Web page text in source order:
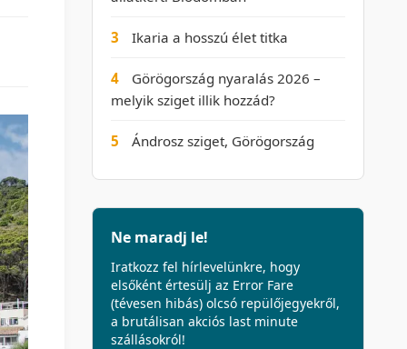
3 Ikaria a hosszú élet titka
4
Görögország nyaralás 2026 –
melyik sziget illik hozzád?
5 Ándrosz sziget, Görögország
Ne maradj le!
Iratkozz fel hírlevelünkre, hogy
elsőként értesülj az Error Fare
(tévesen hibás) olcsó repülőjegyekről,
a brutálisan akciós last minute
szállásokról!